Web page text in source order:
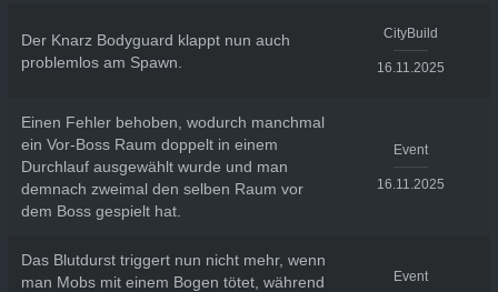
Der Knarz Bodyguard klappt nun auch
problemlos am Spawn.
CityBuild
16.11.2025
Einen Fehler behoben, wodurch manchmal
ein Vor-Boss Raum doppelt in einem
Durchlauf ausgewählt wurde und man
demnach zweimal den selben Raum vor
dem Boss gespielt hat.
Event
16.11.2025
Das Blutdurst triggert nun nicht mehr, wenn
man Mobs mit einem Bogen tötet, während
Event